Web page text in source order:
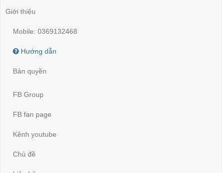
Giới thiệu
Mobile: 0369132468
Hướng dẫn
Bản quyền
FB Group
FB fan page
Kênh youtube
Chủ đề